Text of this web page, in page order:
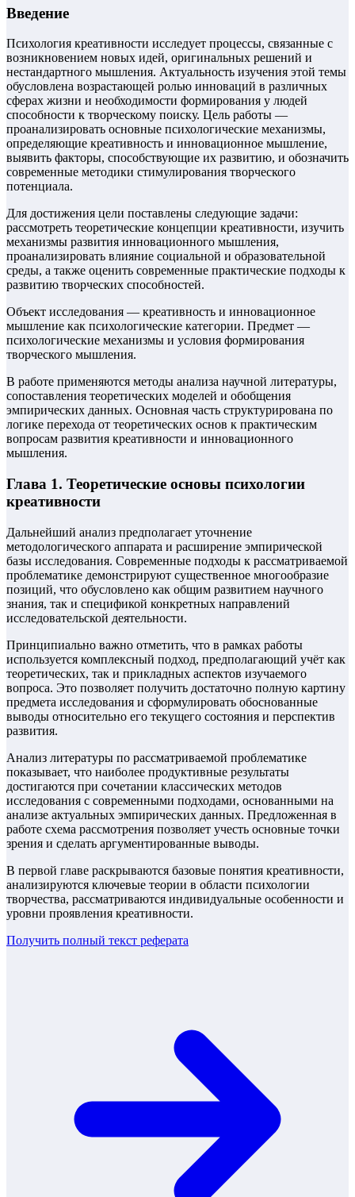
Введение
Психология креативности исследует процессы, связанные с
возникновением новых идей, оригинальных решений и
нестандартного мышления. Актуальность изучения этой темы
обусловлена возрастающей ролью инноваций в различных
сферах жизни и необходимости формирования у людей
способности к творческому поиску. Цель работы —
проанализировать основные психологические механизмы,
определяющие креативность и инновационное мышление,
выявить факторы, способствующие их развитию, и обозначить
современные методики стимулирования творческого
потенциала.
Для достижения цели поставлены следующие задачи:
рассмотреть теоретические концепции креативности, изучить
механизмы развития инновационного мышления,
проанализировать влияние социальной и образовательной
среды, а также оценить современные практические подходы к
развитию творческих способностей.
Объект исследования — креативность и инновационное
мышление как психологические категории. Предмет —
психологические механизмы и условия формирования
творческого мышления.
В работе применяются методы анализа научной литературы,
сопоставления теоретических моделей и обобщения
эмпирических данных. Основная часть структурирована по
логике перехода от теоретических основ к практическим
вопросам развития креативности и инновационного
мышления.
Глава 1. Теоретические основы психологии
креативности
Дальнейший анализ предполагает уточнение
методологического аппарата и расширение эмпирической
базы исследования. Современные подходы к рассматриваемой
проблематике демонстрируют существенное многообразие
позиций, что обусловлено как общим развитием научного
знания, так и спецификой конкретных направлений
исследовательской деятельности.
Принципиально важно отметить, что в рамках работы
используется комплексный подход, предполагающий учёт как
теоретических, так и прикладных аспектов изучаемого
вопроса. Это позволяет получить достаточно полную картину
предмета исследования и сформулировать обоснованные
выводы относительно его текущего состояния и перспектив
развития.
Анализ литературы по рассматриваемой проблематике
показывает, что наиболее продуктивные результаты
достигаются при сочетании классических методов
исследования с современными подходами, основанными на
анализе актуальных эмпирических данных. Предложенная в
работе схема рассмотрения позволяет учесть основные точки
зрения и сделать аргументированные выводы.
В первой главе раскрываются базовые понятия креативности,
анализируются ключевые теории в области психологии
творчества, рассматриваются индивидуальные особенности и
уровни проявления креативности.
Получить полный текст реферата